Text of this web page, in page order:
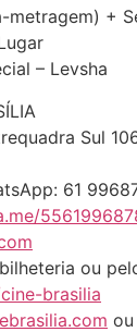
+
– Levsha
Sul
61
ou
brasilia
ou